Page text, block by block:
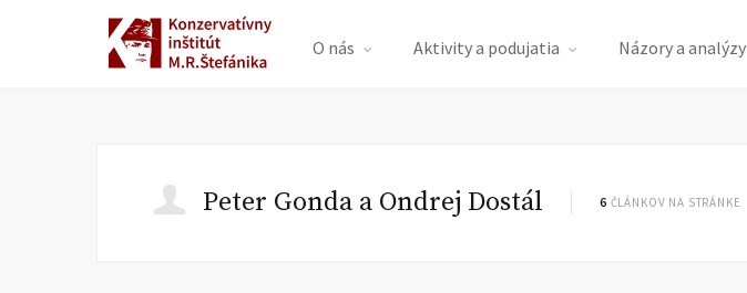
O nás Aktivity a podujatia Názory a analýzy
Peter Gonda a Ondrej Dostál 6 ČLÁNKOV NA STRÁNKE